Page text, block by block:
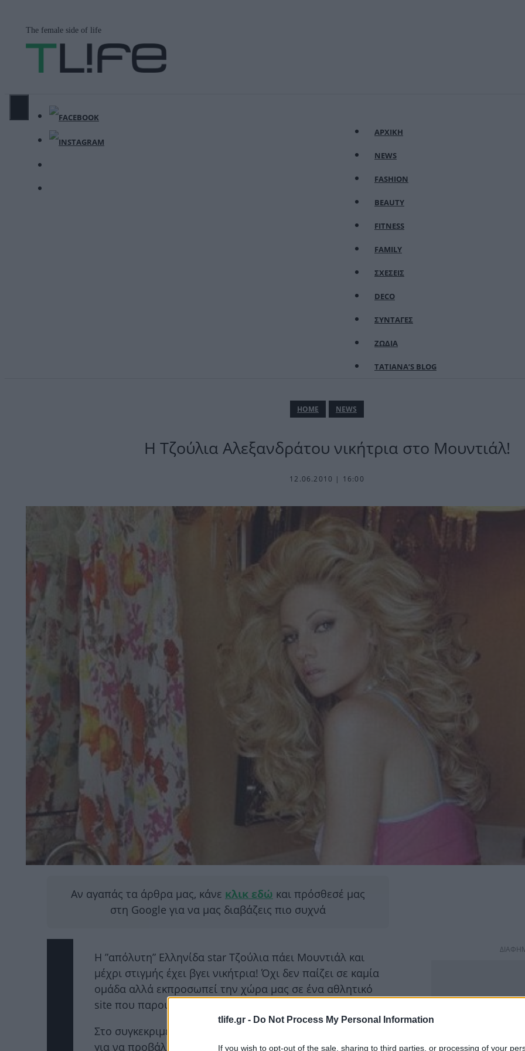
tlife.gr - Do Not Process My Personal Information
If you wish to opt-out of the sale, sharing to third parties, or processing of your
περιεχόμενο
The female side of life
ΑΡΧΙΚΗ
NEWS
FASHION
BEAUTY
FITNESS
FAMILY
ΣΧΕΣΕΙΣ
DECO
ΣΥΝΤΑΓΕΣ
ΖΩΔΙΑ
TATIANA’S BLOG
ΗΟΜΕ NEWS
Η Τζούλια Αλεξανδράτου νικήτρια στο Μουντιάλ!
12.06.2010 | 16:00
Αν αγαπάς τα άρθρα μας, κάνε κλικ εδώ και πρόσθεσέ μας
στη Google για να μας διαβάζεις πιο συχνά
Η ”απόλυτη” Ελληνίδα star Τζούλια πάει Μουντιάλ και
μέχρι στιγμής έχει βγει νικήτρια! Όχι δεν παίζει σε καμία
ομάδα αλλά εκπροσωπεί την χώρα μας σε ένα αθλητικό
site που παρουσιάζει τους αγώνες του Μουντιάλ.
Στο συγκεκριμένο site έχουν βρει ένα διαφορετικό τρόπο
για να προβάλλουν τις ομάδες που αγωνίζονται.